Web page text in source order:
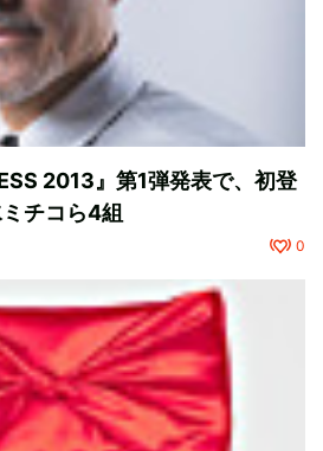
2013』第1弾発表で、初登
チコら4組
0